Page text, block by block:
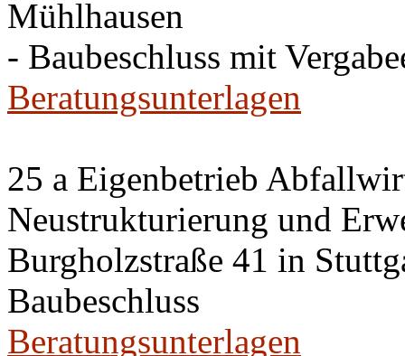
Mühlhausen
- Baubeschluss mit
Beratungsunterlagen
25 a Eigenbetrieb
Neustrukturierung und
Burgholzstraße 41 in
Baubeschluss
Beratungsunterlagen